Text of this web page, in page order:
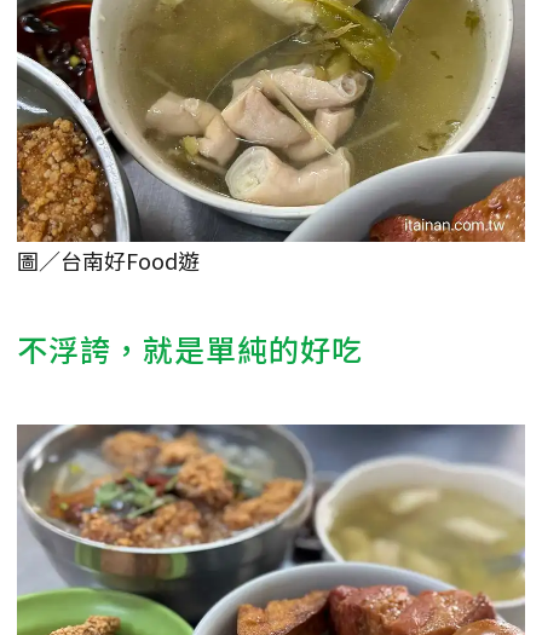
圖／台南好Food遊
不浮誇，就是單純的好吃